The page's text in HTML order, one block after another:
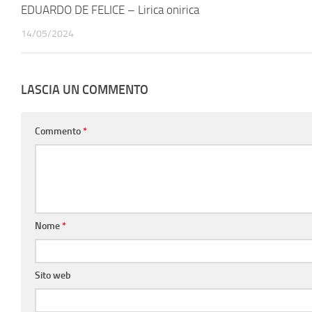
EDUARDO DE FELICE – Lirica onirica
14/05/2024
LASCIA UN COMMENTO
Commento*
Nome*
Sito web